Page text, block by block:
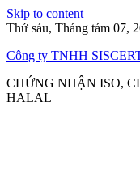
Skip to content
Thứ sáu, Tháng tám 07,
Công ty TNHH
CHỨNG NHẬN ISO,
HALAL